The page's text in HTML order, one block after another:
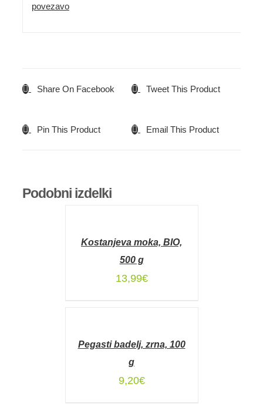
povezavo
Share On Facebook Tweet This Product
Pin This Product Email This Product
Podobni izdelki
Kostanjeva moka, BIO,
500 g
13,99€
Pegasti badelj, zrna, 100
g
9,20€